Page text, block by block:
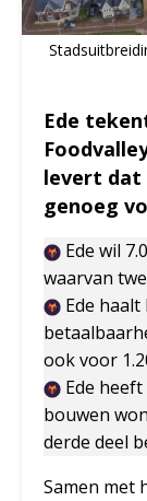
Ede
levert dat
genoeg
Ede wil
waarvan
Ede
ook voor
Ede
bouwen
derde deel
Samen met